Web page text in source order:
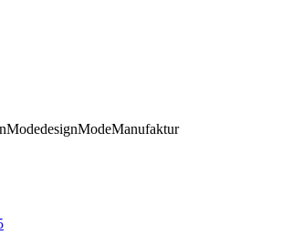
ModedesignModeManufaktur